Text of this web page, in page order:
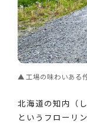
工場の味わいある
北海道の知内（
というフローリ